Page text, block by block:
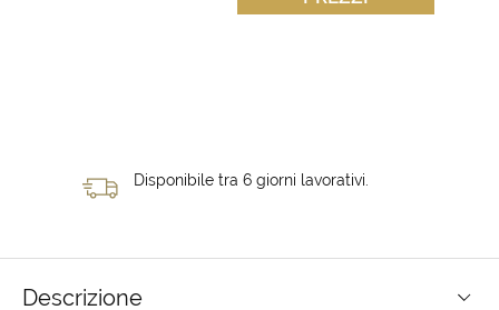
Disponibile tra 6 giorni lavorativi.
Descrizione